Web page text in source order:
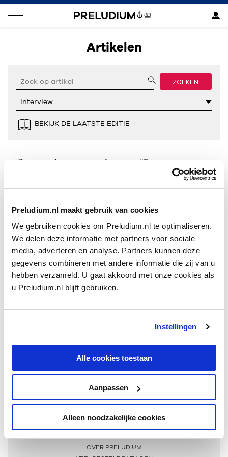
Preludium.nl maakt gebruik van cookies
We gebruiken cookies om Preludium.nl te optimaliseren.
We delen deze informatie met partners voor sociale
media, adverteren en analyse. Partners kunnen deze
gegevens combineren met andere informatie die zij van u
hebben verzameld. U gaat akkoord met onze cookies als
u Preludium.nl blijft gebruiken.
Instellingen
Alle cookies toestaan
Aanpassen
Alleen noodzakelijke cookies
Artikelen
ZOEKEN
BEKIJK DE LAATSTE EDITIE
Geen resultaten gevonden voor “”.
Meer informatie
OVER PRELUDIUM